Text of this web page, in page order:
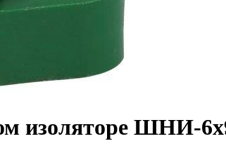
изоляторе ШНИ-